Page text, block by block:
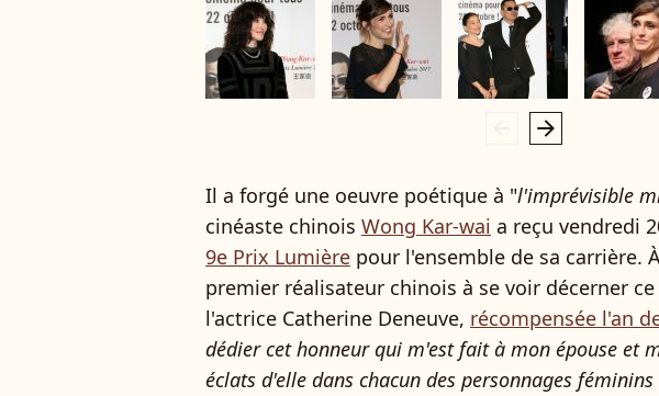
arrow_right
Il a forgé une oeuvre poétique à "l'imprévisible
cinéaste chinois Wong Kar-wai a reçu vendredi
9e Prix Lumière pour l'ensemble de sa carrière.
premier réalisateur chinois à se voir décerner
l'actrice Catherine Deneuve, récompensée l'an
dédier cet honneur qui m'est fait à mon épouse et
éclats d'elle dans chacun des personnages